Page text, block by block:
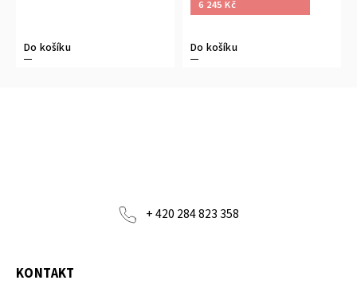
Do košíku
6 245 Kč
Do košíku
+ 420 284 823 358
KONTAKT